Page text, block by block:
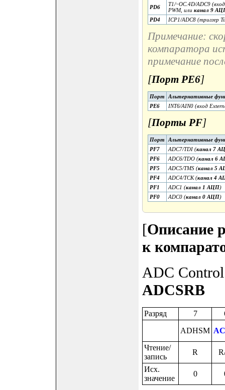
PD6
T1/~OC.4D/ADC9
PWM, или канал 9
PD4
ICP1/ADC8 (триггер
Примечание:
компаратора
примечание
[Порт PE6]
Порт
Альтернативные
PE6
INT6/AIN0 (вход
[Порты PF]
Порт
Альтернативные
PF7
ADC7/TDI (канал 7
PF6
ADC6/TDO (канал 6
PF5
ADC5/TMS (канал 5
PF4
ADC4/TCK (канал 4
PF1
ADC1 (канал 1 АЦП)
PF0
ADC0 (канал 0 АЦП)
[Описание
к
ADC Control
ADCSRB
Разряд 7
ADHSM
Чтение/
запись
R
Исх.
значение
0